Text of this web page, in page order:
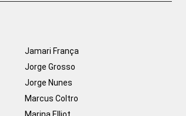
Jamari França
Jorge Grosso
Jorge Nunes
Marcus Coltro